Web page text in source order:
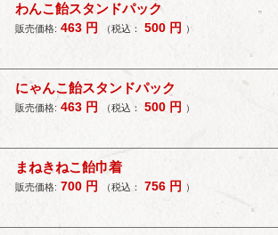
わんこ飴スタンドパック
販売価格: 463 円 （税込： 500 円 ）
にゃんこ飴スタンドパック
販売価格: 463 円 （税込： 500 円 ）
まねきねこ飴巾着
販売価格: 700 円 （税込： 756 円 ）